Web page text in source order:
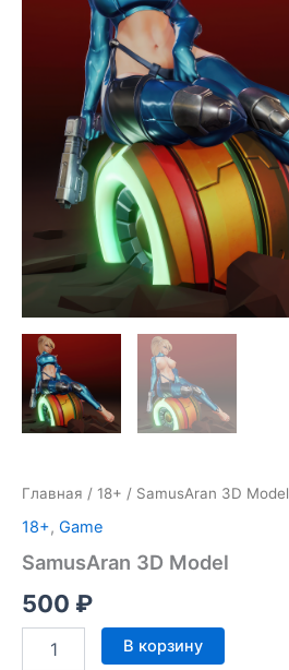
Главная / 18+ / SamusAran 3D Model
18+, Game
SamusAran 3D Model
500 ₽
Количество
товара
В корзину